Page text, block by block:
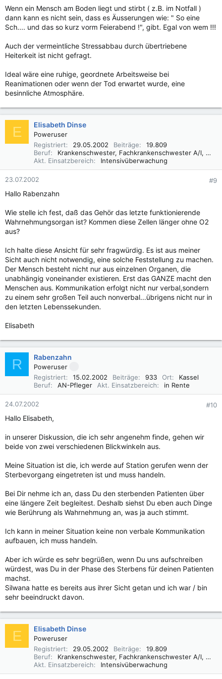
Wenn ein Mensch am Boden liegt und stirbt ( z.B. im Notfall )
dann kann es nicht sein, dass es Äusserungen wie: " So eine
Sch.... und das so kurz vorm Feierabend !", gibt. Egal von wem !!!
Auch der vermeintliche Stressabbau durch übertriebene
Heiterkeit ist nicht gefragt.
Ideal wäre eine ruhige, geordnete Arbeitsweise bei
Reanimationen oder wenn der Tod erwartet wurde, eine
besinnliche Atmosphäre.
E Elisabeth Dinse
Poweruser
Registriert
29.05.2002 Beiträge
19.809
Beruf
Krankenschwester, Fachkrankenschwester A/I, Praxisbegleiter Basale Stimulation
Akt. Einsatzbereich
Intensivüberwachung
23.07.2002 #9
Hallo Rabenzahn
Wie stelle ich fest, daß das Gehör das letzte funktionierende
Wahrnehmungsorgan ist? Kommen diese Zellen länger ohne O2
aus?
Ich halte diese Ansicht für sehr fragwürdig. Es ist aus meiner
Sicht auch nicht notwendig, eine solche Feststellung zu machen.
Der Mensch besteht nicht nur aus einzelnen Organen, die
unabhängig voneinander existieren. Erst das GANZE macht den
Menschen aus. Kommunikation erfolgt nicht nur verbal,sondern
zu einem sehr großen Teil auch nonverbal...übrigens nicht nur in
den letzten Lebenssekunden.
Elisabeth
R Rabenzahn
Poweruser
Registriert
15.02.2002 Beiträge 933 Ort
Kassel
Beruf
AN-Pfleger Akt. Einsatzbereich in Rente
24.07.2002 #10
Hallo Elisabeth,
in unserer Diskussion, die ich sehr angenehm finde, gehen wir
beide von zwei verschiedenen Blickwinkeln aus.
Meine Situation ist die, ich werde auf Station gerufen wenn der
Sterbevorgang eingetreten ist und muss handeln.
Bei Dir nehme ich an, dass Du den sterbenden Patienten über
eine längere Zeit begleitest. Deshalb siehst Du eben auch Dinge
wie Berührung als Wahrnehmung an, was ja auch stimmt.
Ich kann in meiner Situation keine non verbale Kommunikation
aufbauen, ich muss handeln.
Aber ich würde es sehr begrüßen, wenn Du uns aufschreiben
würdest, was Du in der Phase des Sterbens für deinen Patienten
machst.
Silwana hatte es bereits aus ihrer Sicht getan und ich war / bin
sehr beeindruckt davon.
E Elisabeth Dinse
Poweruser
Registriert
29.05.2002 Beiträge
19.809
Beruf
Krankenschwester, Fachkrankenschwester A/I, Praxisbegleiter Basale Stimulation
Akt. Einsatzbereich
Intensivüberwachung